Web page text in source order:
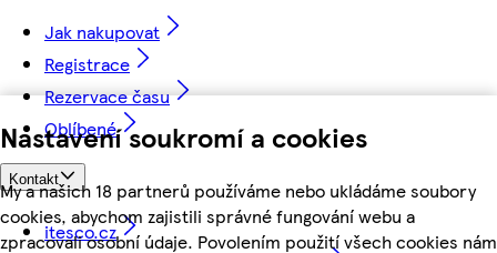
Nastavení soukromí a cookies
My a našich 18 partnerů používáme nebo ukládáme soubory
cookies, abychom zajistili správné fungování webu a
zpracovali osobní údaje. Povolením použití všech cookies nám
Jak nakupovat
Registrace
Rezervace času
Oblíbené
Kontakt
itesco.cz